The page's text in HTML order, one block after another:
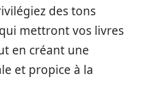
des tons
mettront vos livres
en créant une
et propice à la